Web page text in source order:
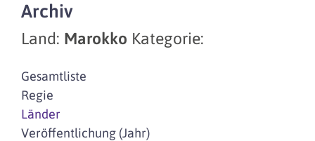
Archiv
Land: Marokko Kategorie:
Gesamtliste
Regie
Länder
Veröffentlichung (Jahr)